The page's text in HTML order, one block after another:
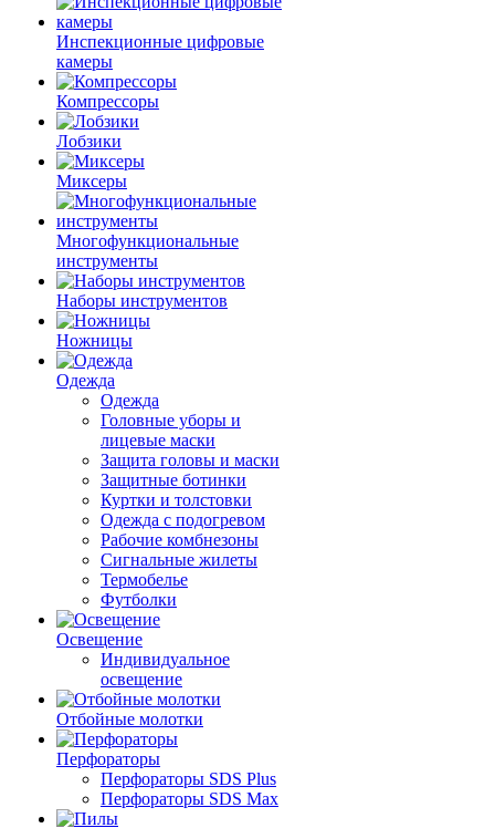
Инспекционные цифровые
камеры
Компрессоры
Лобзики
Миксеры
Многофункциональные
инструменты
Наборы инструментов
Ножницы
Одежда
Одежда
Головные уборы и
лицевые маски
Защита головы и маски
Защитные ботинки
Куртки и толстовки
Одежда с подогревом
Рабочие комбнезоны
Сигнальные жилеты
Термобелье
Футболки
Освещение
Индивидуальное
освещение
Отбойные молотки
Перфораторы
Перфораторы SDS Plus
Перфораторы SDS Max